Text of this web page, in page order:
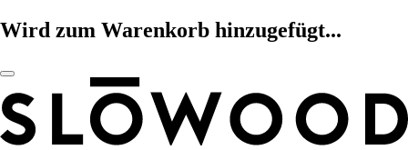
Wird zum Warenkorb hinzugefügt...